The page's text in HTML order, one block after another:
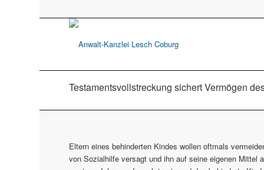
Testamentsvollstreckung sichert Vermögen
Eltern eines behinderten Kindes wollen oftmals
von Sozialhilfe versagt und ihn auf seine eigenen Mittel